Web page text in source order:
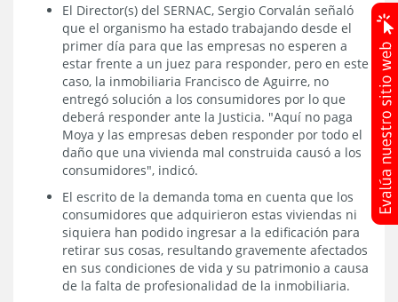
El Director(s) del SERNAC, Sergio Corvalán señaló
que el organismo ha estado trabajando desde el
primer día para que las empresas no esperen a
estar frente a un juez para responder, pero en este
caso, la inmobiliaria Francisco de Aguirre, no
entregó solución a los consumidores por lo que
deberá responder ante la Justicia. "Aquí no paga
Moya y las empresas deben responder por todo el
daño que una vivienda mal construida causó a los
consumidores", indicó.
El escrito de la demanda toma en cuenta que los
consumidores que adquirieron estas viviendas ni
siquiera han podido ingresar a la edificación para
retirar sus cosas, resultando gravemente afectados
en sus condiciones de vida y su patrimonio a causa
de la falta de profesionalidad de la inmobiliaria.